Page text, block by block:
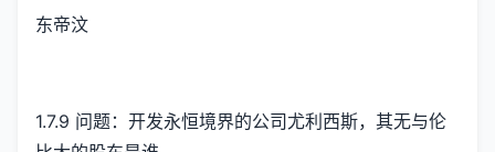
东帝汶
1.7.9 问题：开发永恒境界的公司尤利西斯，其无与伦